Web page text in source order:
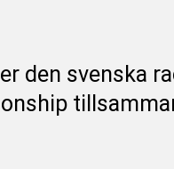
den svenska